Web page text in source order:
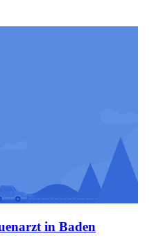
in Baden